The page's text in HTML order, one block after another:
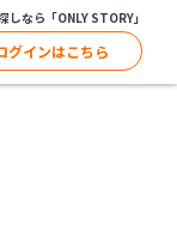
なら「ONLY STORY」
グインはこちら